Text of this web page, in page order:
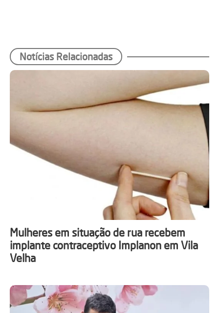
Notícias Relacionadas
Mulheres em situação de rua recebem
implante contraceptivo Implanon em Vila
Velha